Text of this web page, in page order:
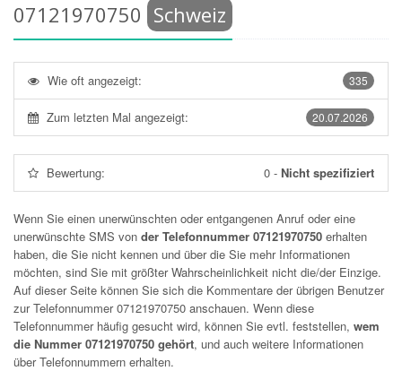
07121970750 Schweiz
335
Wie oft angezeigt:
20.07.2026
Zum letzten Mal angezeigt:
Bewertung: 0 - Nicht spezifiziert
Wenn Sie einen unerwünschten oder entgangenen Anruf oder eine
unerwünschte SMS von der Telefonnummer 07121970750 erhalten
haben, die Sie nicht kennen und über die Sie mehr Informationen
möchten, sind Sie mit größter Wahrscheinlichkeit nicht die/der Einzige.
Auf dieser Seite können Sie sich die Kommentare der übrigen Benutzer
zur Telefonnummer07121970750 anschauen. Wenn diese
Telefonnummer häufig gesucht wird, können Sie evtl. feststellen, wem
die Nummer 07121970750 gehört, und auch weitere Informationen
über Telefonnummern erhalten.